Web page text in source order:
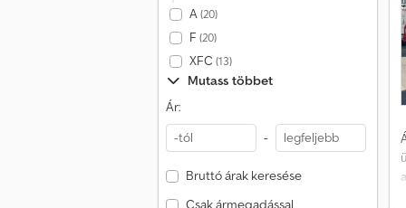
A(20)
F (20)
XFC (13)
Mutass többet
Ár:
-
Bruttó árak keresése
Csak ármegadással